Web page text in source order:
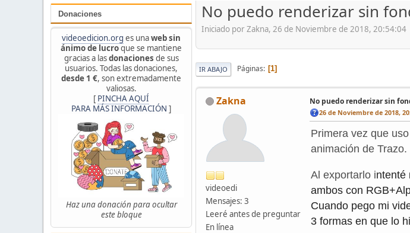
Donaciones
videoedicion.org es unaweb sin
ánimo de lucroque se mantiene
gracias a lasdonaciones de sus
usuarios. Todas las donaciones,
desde 1 €, son extremadamente
valiosas.
[ PINCHA AQUÍ
PARA MÁS INFORMACIÓN ]
Haz una donación para ocultar
este bloque
No puedo renderizar sin
Iniciado por Zakna, 26 de Noviembre de 2018, 20:54:04
IR ABAJO Páginas 1
Zakna
videoedi
Mensajes: 3
Leeré antes de preguntar
En línea
No puedo renderizar sin
26 de Noviembre de 2018,
Primera vez que
animación de Trazo.
Al exportarlo intenté
ambos con
Cuando pego mi
3 formas en que lo